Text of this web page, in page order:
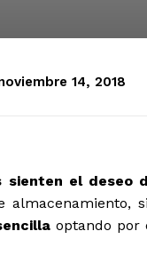
14, 2018
sienten el deseo
optando por